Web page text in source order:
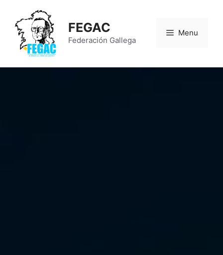
FEGAC
Federación Gallega
Menu